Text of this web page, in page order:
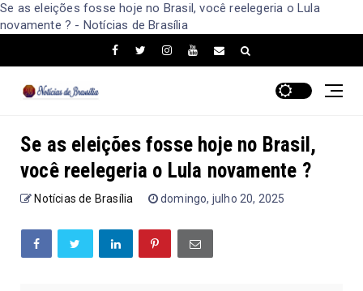
Se as eleições fosse hoje no Brasil, você reelegeria o Lula
novamente ? - Notícias de Brasília
Se as eleições fosse hoje no Brasil,
você reelegeria o Lula novamente ?
Notícias de Brasília domingo, julho 20, 2025